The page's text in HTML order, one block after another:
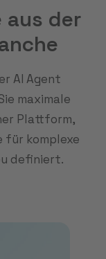
der
AI Agent
maximale
Plattform,
für komplexe
definiert.